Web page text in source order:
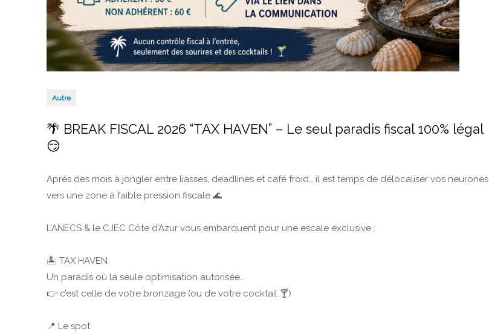
Autre
🌴 BREAK FISCAL 2026 “TAX HAVEN” – Le seul paradis fiscal 100% légal
😏
Après des mois à jongler entre liasses, deadlines et café froid… il est temps de délocaliser vos neurones
vers une zone à faible pression fiscale 🌊
L’ANECS & le CJEC Côte d’Azur vous embarquent pour une escale exclusive :
🏝️ TAX HAVEN
Un paradis où la seule optimisation autorisée…
👉 c’est celle de votre bronzage (ou de votre cocktail 🍸)
📍 Le spot